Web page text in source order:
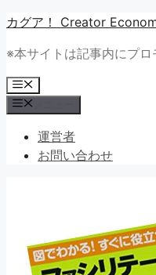
コ
テ
ン
ツ
へ
カグア！ Creator
※本サイトは記事内にプ
メ
ニ
ュ
運営者
お問い合わせ